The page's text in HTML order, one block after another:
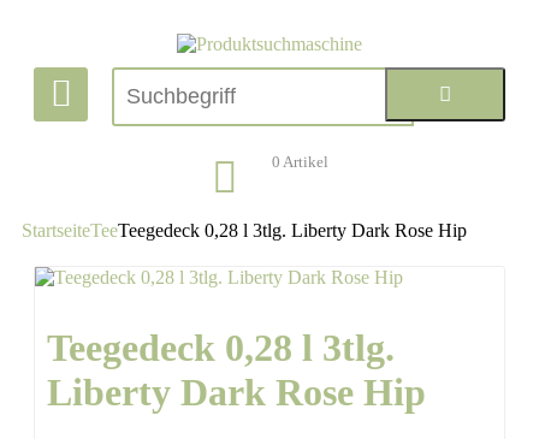
0 Artikel
StartseiteTeeTeegedeck 0,28 l 3tlg. Liberty Dark Rose Hip
Teegedeck 0,28 l 3tlg.
Liberty Dark Rose Hip